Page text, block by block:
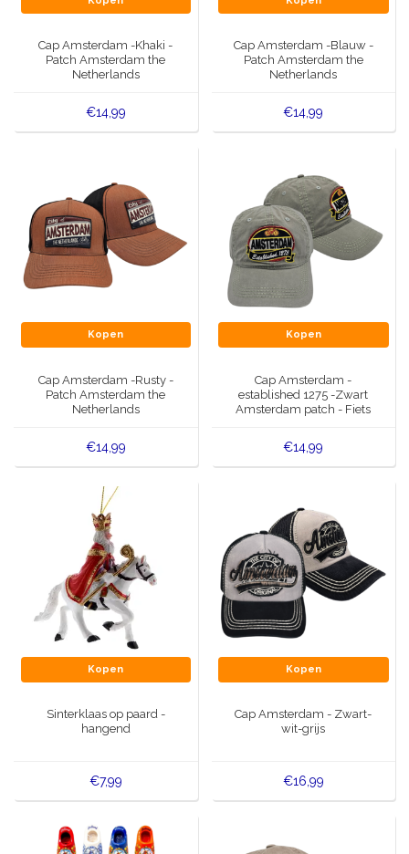
Wens & Ansichtkaarten
Wandborden - Gekleurd en Delfts blauw
Peper en Zout stelletjes
Speelkaarten
Delfts blauwe Fashionitems
Cap Amsterdam -Khaki -
Patch Amsterdam the
Netherlands
€14,99
Cap Amsterdam -Blauw -
Patch Amsterdam the
Netherlands
€14,99
Kopen
Cap Amsterdam -Rusty -
Patch Amsterdam the
Netherlands
€14,99
Kopen
Cap Amsterdam -
established 1275 -Zwart
Amsterdam patch - Fiets
€14,99
Kopen
Sinterklaas op paard -
hangend
€7,99
Kopen
Cap Amsterdam - Zwart-
wit-grijs
€16,99